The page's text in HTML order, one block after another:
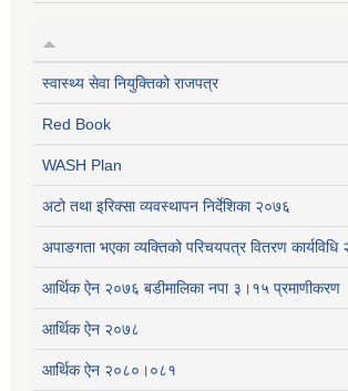
स्वास्थ्य सेवा नियुक्तिको राजपत्र
Red Book
WASH Plan
अटो तथा इरिक्सा व्यवस्थापन निर्देशिका २०७६
अपाङगता भएका व्यक्तिको परिचयपत्र वितरण कार्यविधि
आर्थिक ऐन २०७६ बडीमालिका नपा ३।१५ प्रमाणीकरण
आर्थिक ऐन २०७८
आर्थिक ऐन २०८०।०८१